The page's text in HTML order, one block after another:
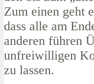
Zum einen geht
dass alle am
anderen führen
unfreiwilligen
zu lassen.